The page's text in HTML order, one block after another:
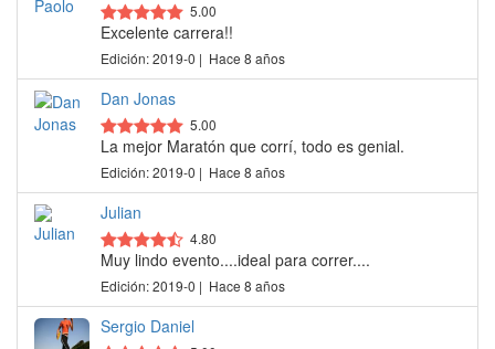
5.00
Excelente carrera!!
Edición: 2019-0 | Hace 8 años
Dan Jonas
5.00
La mejor Maratón que corrí, todo es genial.
Edición: 2019-0 | Hace 8 años
Julian
4.80
Muy lindo evento....ideal para correr....
Edición: 2019-0 | Hace 8 años
Sergio Daniel